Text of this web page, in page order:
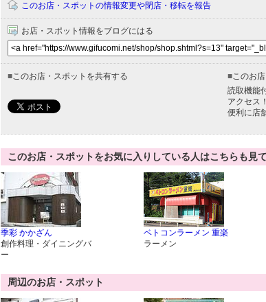
このお店・スポットの情報変更や閉店・移転を報告
お店・スポット情報をブログにはる
■このお店・スポットを共有する ■このお
読取機能
アクセス！
便利に店
このお店・スポットをお気に入りしている人はこちらも見
季彩 かかざん
創作料理・ダイニングバ
ー
ベトコンラーメン 重楽
ラーメン
周辺のお店・スポット